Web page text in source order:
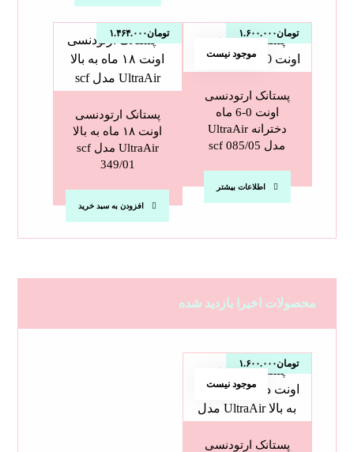
پستانک ارتودنسی
اونت 0-6 ماه
دخترانه UltraAir
مدل scf 085/05
تومان۱.۶۰۰.۰۰۰
موجود نیست
اطلاعات بیشتر
پستانک ارتودنسی
اونت ۱۸ ماه به بالا
UltraAir مدل scf
349/01
تومان۱.۴۶۴.۰۰۰
افزودن به سبد خرید
محصولات اخیرا بازدید شده
پستانک ارتودنسی
تومان۱.۶۰۰.۰۰۰
موجود نیست